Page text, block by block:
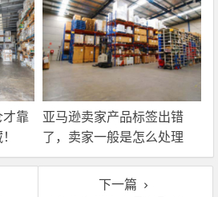
才靠
亚马逊卖家产品标签出错
了，卖家一般是怎么处理
的？
下一篇